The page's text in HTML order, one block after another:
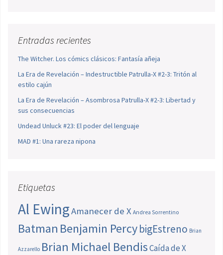
Entradas recientes
The Witcher. Los cómics clásicos: Fantasía añeja
La Era de Revelación – Indestructible Patrulla-X #2-3: Tritón al
estilo cajún
La Era de Revelación – Asombrosa Patrulla-X #2-3: Libertad y
sus consecuencias
Undead Unluck #23: El poder del lenguaje
MAD #1: Una rareza nipona
Etiquetas
Al EwingAmanecer de X Andrea Sorrentino
Batman Benjamin PercybigEstreno Brian
Azzarello Brian Michael BendisCaída de X